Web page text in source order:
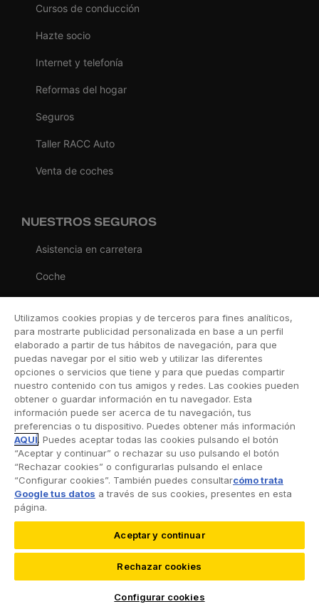
Cursos de conducción
Hazte socio
Internet y telefonía
Reformas del hogar
Seguros
Taller RACC Auto
Venta de coches
NUESTROS SEGUROS
Asistencia en carretera
Coche
Viaje
Hogar
Vida
Decesos
Dental
Deportivo
Esquí
cookies|Protección de datos
Utilizamos cookies propias y de terceros para fines analíticos,
para mostrarte publicidad personalizada en base a un perfil
elaborado a partir de tus hábitos de navegación, para que
puedas navegar por el sitio web y utilizar las diferentes
opciones o servicios que tiene y para que puedas compartir
nuestro contenido con tus amigos y redes. Las cookies pueden
obtener o guardar información en tu navegador. Esta
información puede ser acerca de tu navegación, tus
preferencias o tu dispositivo. Puedes obtener más información
AQUÍ. Puedes aceptar todas las cookies pulsando el botón
“Aceptar y continuar” o rechazar su uso pulsando el botón
“Rechazar cookies” o configurarlas pulsando el enlace
“Configurar cookies”. También puedes consultarcómo trata
Google tus datos a través de sus cookies, presentes en esta
página.
Aceptar y continuar
Rechazar cookies
Configurar cookies